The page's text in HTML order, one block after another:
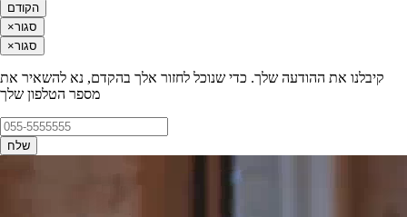
הקודם
×סגור
×סגור
קיבלנו את ההודעה שלך. כדי שנוכל לחזור אלך בהקדם, נא להשאיר את
מספר הטלפון שלך
שלח